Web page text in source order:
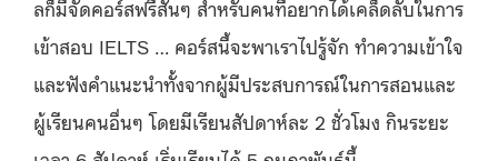
ลก็มีจัดคอร์สฟรีสั้นๆ สำหรับคนที่อยากได้เคล็ดลับในการ
เข้าสอบ IELTS … คอร์สนี้จะพาเราไปรู้จัก ทำความเข้าใจ
และฟังคำแนะนำทั้งจากผู้มีประสบการณ์ในการสอนและ
ผู้เรียนคนอื่นๆ โดยมีเรียนสัปดาห์ละ 2 ชั่วโมง กินระยะ